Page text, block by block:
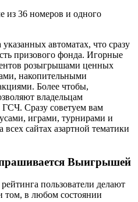
из 36 номеров и одного
автоматах, что сразу
призового фонда. Игорные
розыгрышами ценных
накопительными
Более чтобы,
владельцам
ГСЧ. Сразу советуем вам
играми, турнирами и
сайтах азартной тематики
Выигрышей
пользователи делают
в любом состоянии